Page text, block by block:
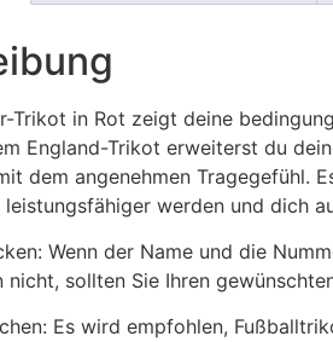
Trikot in Rot zeigt deine
England-Trikot erweiterst du
dem angenehmen Tragegefühl.
werden und dich
Wenn der Name und die
nicht, sollten Sie Ihren
Es wird empfohlen,